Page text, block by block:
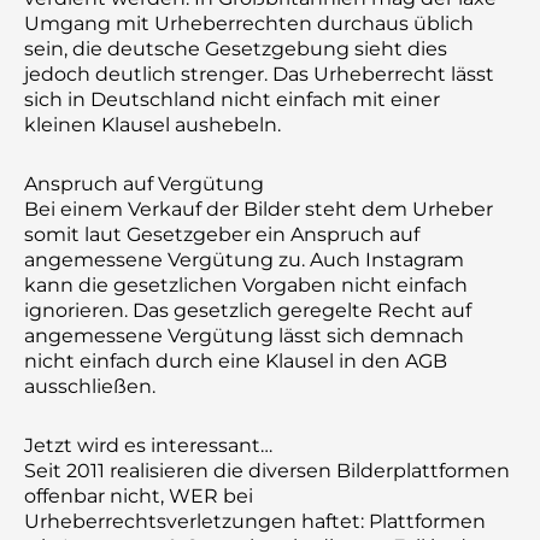
Umgang mit Urheberrechten durchaus üblich
sein, die deutsche Gesetzgebung sieht dies
jedoch deutlich strenger. Das Urheberrecht lässt
sich in Deutschland nicht einfach mit einer
kleinen Klausel aushebeln.
Anspruch auf Vergütung
Bei einem Verkauf der Bilder steht dem Urheber
somit laut Gesetzgeber ein Anspruch auf
angemessene Vergütung zu. Auch Instagram
kann die gesetzlichen Vorgaben nicht einfach
ignorieren. Das gesetzlich geregelte Recht auf
angemessene Vergütung lässt sich demnach
nicht einfach durch eine Klausel in den AGB
ausschließen.
Jetzt wird es interessant…
Seit 2011 realisieren die diversen Bilderplattformen
offenbar nicht, WER bei
Urheberrechtsverletzungen haftet: Plattformen